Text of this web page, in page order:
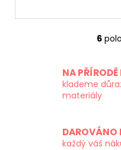
6
NA
klademe
materiály
DAROVÁNO
každý váš